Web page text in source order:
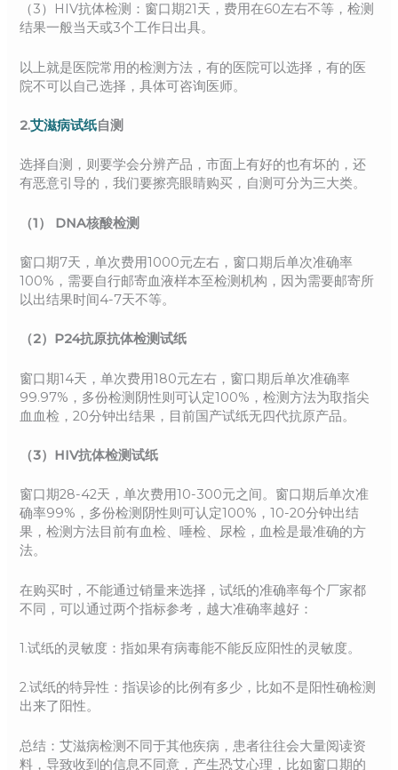
（3）HIV抗体检测：窗口期21天，费用在60左右不等，检测
结果一般当天或3个工作日出具。
以上就是医院常用的检测方法，有的医院可以选择，有的医
院不可以自己选择，具体可咨询医师。
2.艾滋病试纸自测
选择自测，则要学会分辨产品，市面上有好的也有坏的，还
有恶意引导的，我们要擦亮眼睛购买，自测可分为三大类。
（1） DNA核酸检测
窗口期7天，单次费用1000元左右，窗口期后单次准确率
100%，需要自行邮寄血液样本至检测机构，因为需要邮寄所
以出结果时间4-7天不等。
（2）P24抗原抗体检测试纸
窗口期14天，单次费用180元左右，窗口期后单次准确率
99.97%，多份检测阴性则可认定100%，检测方法为取指尖
血血检，20分钟出结果，目前国产试纸无四代抗原产品。
（3）HIV抗体检测试纸
窗口期28-42天，单次费用10-300元之间。窗口期后单次准
确率99%，多份检测阴性则可认定100%，10-20分钟出结
果，检测方法目前有血检、唾检、尿检，血检是最准确的方
法。
在购买时，不能通过销量来选择，试纸的准确率每个厂家都
不同，可以通过两个指标参考，越大准确率越好：
1.试纸的灵敏度：指如果有病毒能不能反应阳性的灵敏度。
2.试纸的特异性：指误诊的比例有多少，比如不是阳性确检测
出来了阳性。
总结：艾滋病检测不同于其他疾病，患者往往会大量阅读资
料，导致收到的信息不同意，产生恐艾心理，比如窗口期的